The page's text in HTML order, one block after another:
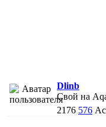
Dlinb
Свой на
2176 576